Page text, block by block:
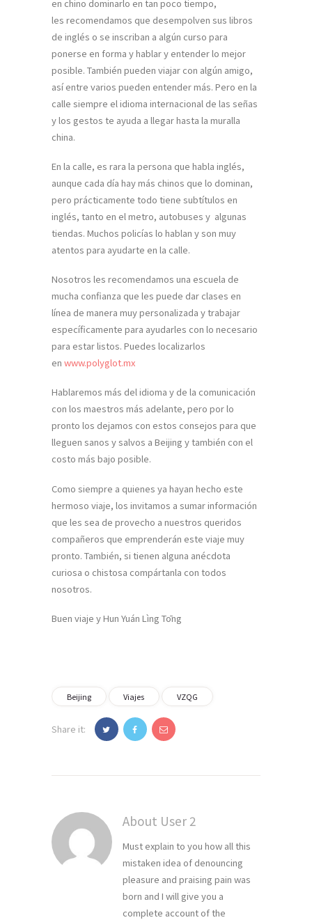
en chino dominarlo en tan poco tiempo,
les recomendamos que desempolven sus libros
de inglés o se inscriban a algún curso para
ponerse en forma y hablar y entender lo mejor
posible. También pueden viajar con algún amigo,
así entre varios pueden entender más. Pero en la
calle siempre el idioma internacional de las señas
y los gestos te ayuda a llegar hasta la muralla
china.
En la calle, es rara la persona que habla inglés,
aunque cada día hay más chinos que lo dominan,
pero prácticamente todo tiene subtítulos en
inglés, tanto en el metro, autobuses y algunas
tiendas. Muchos policías lo hablan y son muy
atentos para ayudarte en la calle.
Nosotros les recomendamos una escuela de
mucha confianza que les puede dar clases en
línea de manera muy personalizada y trabajar
específicamente para ayudarles con lo necesario
para estar listos. Puedes localizarlos
en www.polyglot.mx
Hablaremos más del idioma y de la comunicación
con los maestros más adelante, pero por lo
pronto los dejamos con estos consejos para que
lleguen sanos y salvos a Beijing y también con el
costo más bajo posible.
Como siempre a quienes ya hayan hecho este
hermoso viaje, los invitamos a sumar información
que les sea de provecho a nuestros queridos
compañeros que emprenderán este viaje muy
pronto. También, si tienen alguna anécdota
curiosa o chistosa compártanla con todos
nosotros.
Buen viaje y Hun Yuán Lìng Tōng
Beijing Viajes VZQG
Share it:
About User 2
Must explain to you how all this
mistaken idea of denouncing
pleasure and praising pain was
born and I will give you a
complete account of the